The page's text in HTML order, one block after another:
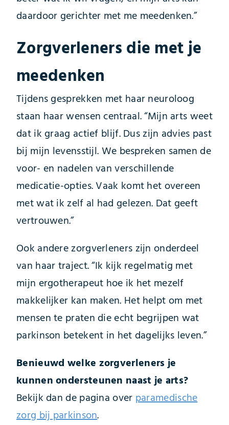
daardoor gerichter met me meedenken.”
Zorgverleners die met je
meedenken
Tijdens gesprekken met haar neuroloog
staan haar wensen centraal. “Mijn arts weet
dat ik graag actief blijf. Dus zijn advies past
bij mijn levensstijl. We bespreken samen de
voor- en nadelen van verschillende
medicatie-opties. Vaak komt het overeen
met wat ik zelf al had gelezen. Dat geeft
vertrouwen.”
Ook andere zorgverleners zijn onderdeel
van haar traject. “Ik kijk regelmatig met
mijn ergotherapeut hoe ik het mezelf
makkelijker kan maken. Het helpt om met
mensen te praten die echt begrijpen wat
parkinson betekent in het dagelijks leven.”
Benieuwd welke zorgverleners je
kunnen ondersteunen naast je arts?
Bekijk dan de pagina over paramedische
zorg bij parkinson.